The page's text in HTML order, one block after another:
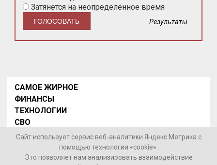
Затянется на неопределённое время
Результаты
САМОЕ ЖИРНОЕ
ФИНАНСЫ
ТЕХНОЛОГИИ
СВО
НОВОСТИ В МИРЕ
НОВОСТИ РОССИИ
Сайт использует сервис веб-аналитики Яндекс Метрика с
помощью технологии «cookie».
Это позволяет нам анализировать взаимодействие